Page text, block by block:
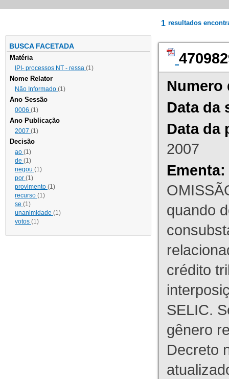
BUSCA FACETADA
Matéria
IPI- processos NT - ressa (1)
Nome Relator
Não Informado (1)
Ano Sessão
0006 (1)
Ano Publicação
2007 (1)
Decisão
ao (1)
de (1)
negou (1)
por (1)
provimento (1)
recurso (1)
se (1)
unanimidade (1)
votos (1)
1 resultados
Numero
Data da
Data da
2007
Ementa:
quando
crédito
SELIC.
gênero
Decreto